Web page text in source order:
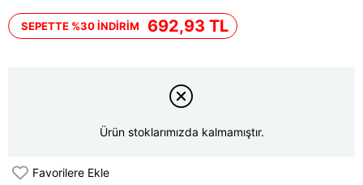
SEPETTE %30 İNDİRİM 692,93 TL
Ürün stoklarımızda kalmamıştır.
Favorilere Ekle